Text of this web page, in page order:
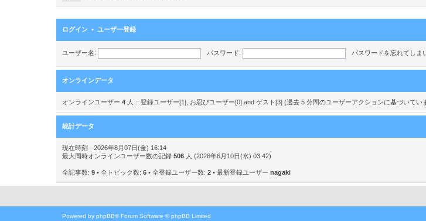
ログイン • ユーザー登録
ユーザー名: パスワード: パスワードを忘れてしま
オンラインデータ
オンラインユーザー 4 人 :: 登録ユーザー[1], お忍びユーザー[0] and ゲスト[3] (過去 5 分間のユーザーアクションに基づいてい
統計データ
現在時刻 - 2026年8月07日(金) 16:14
最大同時オンラインユーザー数の記録 506 人 (2026年6月10日(水) 03:42)
全記事数: 9 • 全トピック数: 6 • 全登録ユーザー数: 2 • 最新登録ユーザー nagaki
Powered by phpBB® Forum Software © phpBB Limited